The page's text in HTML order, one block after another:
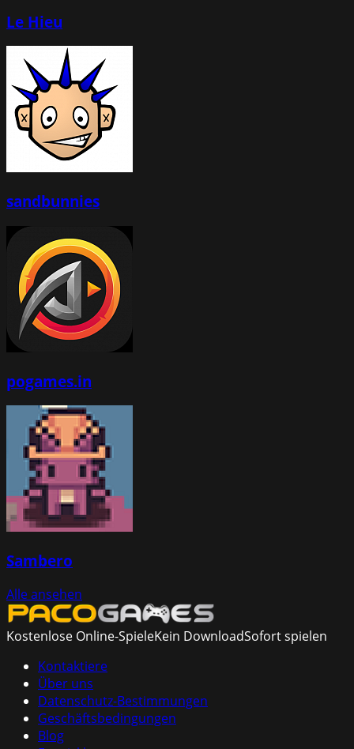
Le Hieu
sandbunnies
pogames.in
Sambero
Alle ansehen
Kostenlose Online-SpieleKein DownloadSofort spielen
Kontaktiere
Über uns
Datenschutz-Bestimmungen
Geschäftsbedingungen
Blog